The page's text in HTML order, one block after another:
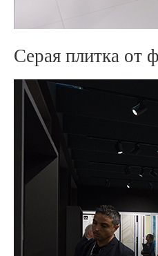
Серая плитка от